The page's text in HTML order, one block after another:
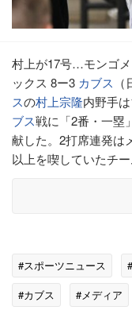
村上が17号…モンゴ
ックス 8ー3 カブス
スの村上宗隆内野手
ブス戦に「2番・一塁
献した。2打席連発は
以上を喫していたチ
#スポーツニュース
#カブス
#メディア